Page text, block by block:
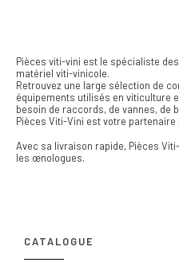
Pièces viti-vini est le spécialiste
matériel viti-vinicole.
Retrouvez une large sélection de
équipements utilisés en viticulture
besoin de raccords, de vannes, de
Pièces Viti-Vini est votre
Avec sa livraison rapide, Pièces
les œnologues.
CATALOGUE